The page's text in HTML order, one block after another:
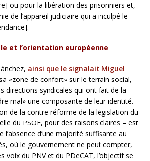
ou pour la libération des prisonniers et,
de l’appareil judiciaire qui a inculpé le
et l’orientation européenne
ainsi que le signalait Miguel
«zone de confort» sur le terrain social,
directions syndicales qui ont fait de la
mal» une composante de leur identité.
de la contre-réforme de la législation du
du PSOE, pour des raisons claires – est
l’absence d’une majorité suffisante au
où le gouvernement ne peut compter,
voix du PNV et du PDeCAT, l’objectif se